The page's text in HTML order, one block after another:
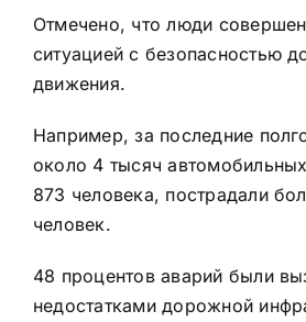
Отмечено, что люди
ситуацией с безопасностью
движения.
Например, за последние
около 4 тысяч
873 человека, пострадали
человек.
48 процентов аварий были
недостатками дорожной